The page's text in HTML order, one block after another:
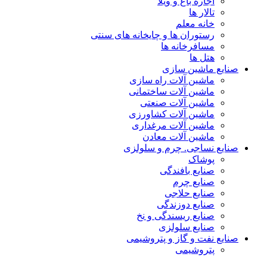
تالار ها
خانه معلم
رستوران ها و چایخانه های سنتی
مسافرخانه ها
هتل ها
صنایع ماشین سازی
ماشین آلات راه سازی
ماشین آلات ساختمانی
ماشین آلات صنعتی
ماشین آلات کشاورزی
ماشین آلات مرغداری
ماشین آلات معادن
صنایع نساجی. چرم و سلولزی
پوشاک
صنایع بافندگی
صنایع چرم
صنایع حلاجی
صنایع دوزندگی
صنایع ریسندگی و نخ
صنایع سلولزی
صنایع نفت و گاز و پتروشیمی
پتروشیمی